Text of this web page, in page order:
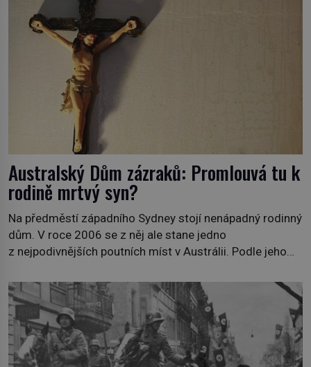
že si v očích Římanů zaslouží nesmazatelné
připomenutí. A protože prvním italským králem je Viktor
Emanuel II. (1820–1878), řečený […]
Australský Dům zázraků: Promlouvá tu k
rodině mrtvý syn?
Na předměstí západního Sydney stojí nenápadný rodinný
dům. V roce 2006 se z něj ale stane jedno
z nejpodivnějších poutních míst v Austrálii. Podle jeho
duch jejich mrtvého syna. Vrací se, aby pomáhal
druhým? Jsou skvrny a nápisy na zdech skutečně
projevem boží milosti? V roce 2006 umírá při
autonehodě jen […]